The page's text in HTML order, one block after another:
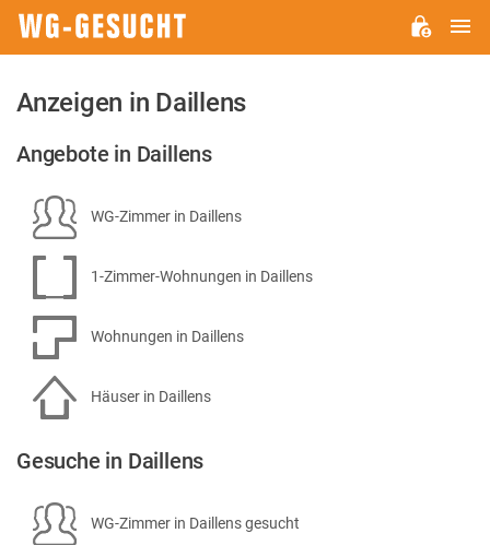
Anzeigen in Daillens
Angebote in Daillens
WG-Zimmer in Daillens
1-Zimmer-Wohnungen in Daillens
Wohnungen in Daillens
Häuser in Daillens
Gesuche in Daillens
WG-Zimmer in Daillens gesucht